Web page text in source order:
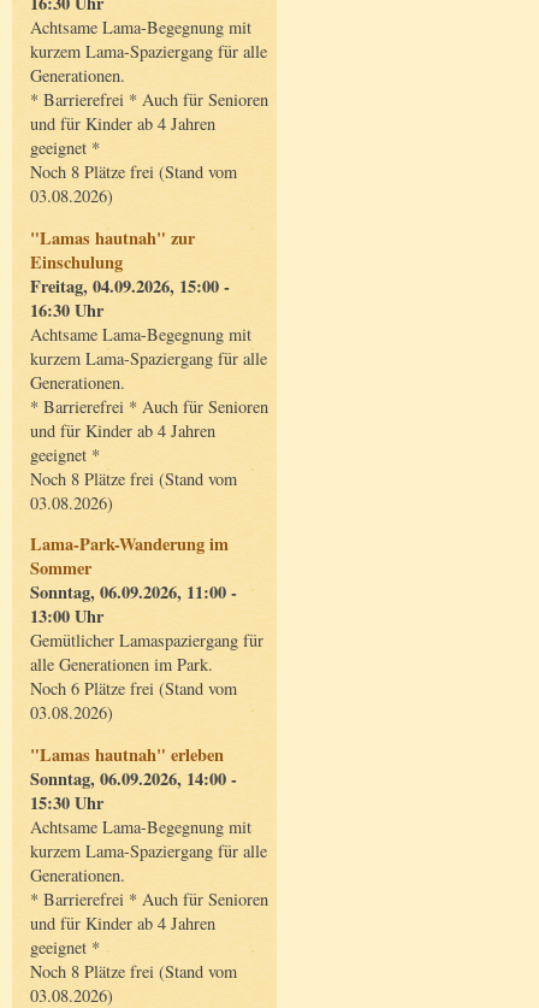
Achtsame Lama-Begegnung mit
kurzem Lama-Spaziergang für alle
Generationen.
* Barrierefrei * Auch für Senioren
und für Kinder ab 4 Jahren
geeignet *
Noch 8 Plätze frei (Stand vom
03.08.2026)
"Lamas hautnah" zur
Einschulung
Freitag, 04.09.2026, 15:00 -
16:30 Uhr
Achtsame Lama-Begegnung mit
kurzem Lama-Spaziergang für alle
Generationen.
* Barrierefrei * Auch für Senioren
und für Kinder ab 4 Jahren
geeignet *
Noch 8 Plätze frei (Stand vom
03.08.2026)
Lama-Park-Wanderung im
Sommer
Sonntag, 06.09.2026, 11:00 -
13:00 Uhr
Gemütlicher Lamaspaziergang für
alle Generationen im Park.
Noch 6 Plätze frei (Stand vom
03.08.2026)
"Lamas hautnah" erleben
Sonntag, 06.09.2026, 14:00 -
15:30 Uhr
Achtsame Lama-Begegnung mit
kurzem Lama-Spaziergang für alle
Generationen.
* Barrierefrei * Auch für Senioren
und für Kinder ab 4 Jahren
geeignet *
Noch 8 Plätze frei (Stand vom
03.08.2026)